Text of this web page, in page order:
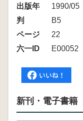
出版年
1990/05
判
B5
ページ
22
六一ID
E00052
新刊・電子書籍